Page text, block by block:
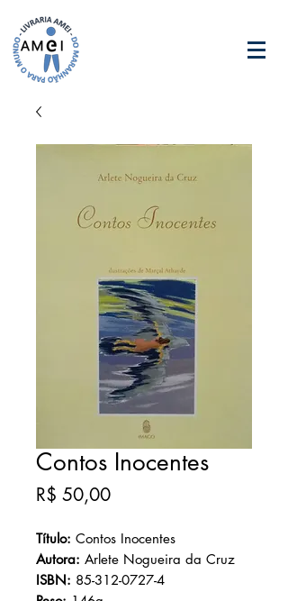
Contos Inocentes
R$ 50,00Preço
Título: Contos Inocentes
Autora: Arlete Nogueira da Cruz
ISBN: 85-312-0727-4